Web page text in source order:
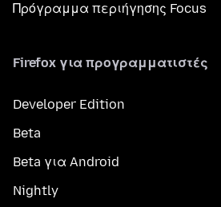
Πρόγραμμα περιήγησης Focus
Firefox για προγραμματιστές
Developer Edition
Beta
Beta για Android
Nightly